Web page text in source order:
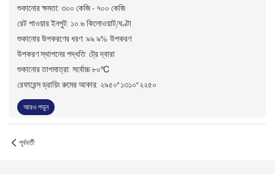
শুকানোর ক্ষমতা: ৩০০ কেজি - ৭০০ কেজি
রেট পাওয়ার ইনপুট: ১০.৬ কিলোওয়াট/ঘণ্টা
শুকানোর উপকরণের ধরণ: ৯৯.৯% উপকরণ
উপকরণ স্থাপনের পদ্ধতি: ট্রে দ্বারা
শুকানোর তাপমাত্রা: সর্বোচ্চ ৮০℃
রেফারেন্স ড্রায়িং রুমের আকার: ২৯৫০*১৩১০*২২৫০
আরও পড়ুন
পূর্ববর্তী